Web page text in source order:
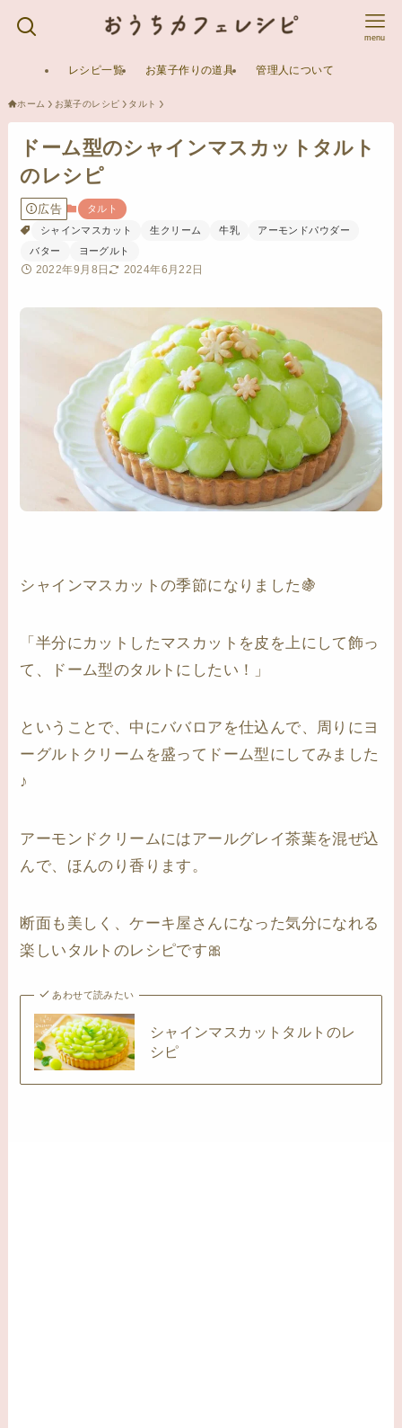
menu
レシピ一覧 お菓子作りの道具 管理人について
ホーム お菓子のレシピ タルト
ドーム型のシャインマスカットタルト
のレシピ
広告
タルト
シャインマスカット
生クリーム 牛乳
アーモンドパウダー
バター
ヨーグルト
2022年9月8日 2024年6月22日
シャインマスカットの季節になりました🍇
「半分にカットしたマスカットを皮を上にして飾っ
て、ドーム型のタルトにしたい！」
ということで、中にババロアを仕込んで、周りにヨ
ーグルトクリームを盛ってドーム型にしてみました
♪
アーモンドクリームにはアールグレイ茶葉を混ぜ込
んで、ほんのり香ります。
断面も美しく、ケーキ屋さんになった気分になれる
楽しいタルトのレシピです🎀
あわせて読みたい
シャインマスカットタルトのレ
シピ